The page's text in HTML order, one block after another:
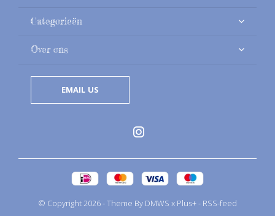
Categorieën
Over ons
EMAIL US
© Copyright2026- Theme By DMWS x Plus+- RSS-feed